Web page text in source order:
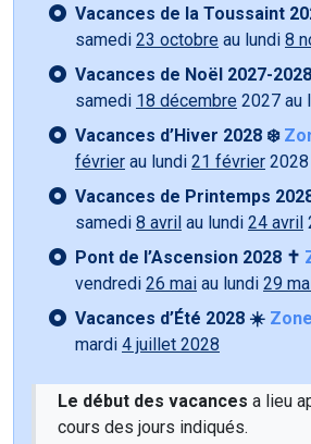
Vacances de la Toussaint
samedi 23 octobre au lundi 8
Vacances de Noël 2027-
samedi 18 décembre 2027 au
Vacances d’Hiver 2028 ❄️
février au lundi 21 février 2028
Vacances de Printemps
samedi 8 avril au lundi 24 avril
Pont de l’Ascension 2028 ✝️
vendredi 26 mai au lundi 29
Vacances d’Été 2028 ☀️
mardi 4 juillet 2028
Le début des vacances a lieu
cours des jours indiqués.